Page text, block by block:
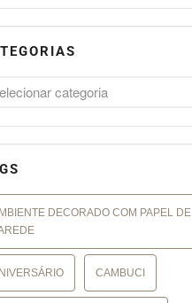
DECORADO COM PAPEL DE
CAMBUCI